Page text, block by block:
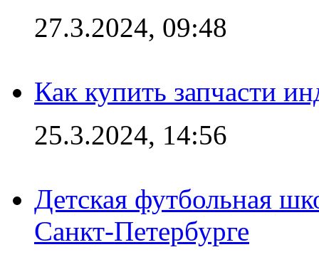
27.3.2024, 09:48
Как купить запчасти
25.3.2024, 14:56
Детская футбольная
Санкт-Петербурге